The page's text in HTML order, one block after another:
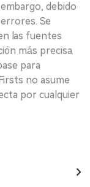
debido
Se
las fuentes
más precisa.
para
no asume
por cualquier